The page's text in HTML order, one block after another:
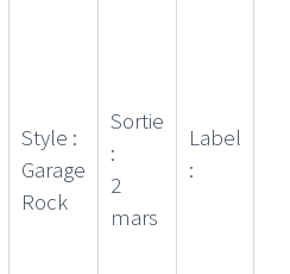
Style :
Garage
Rock
Sortie
:
2
mars
Label
: